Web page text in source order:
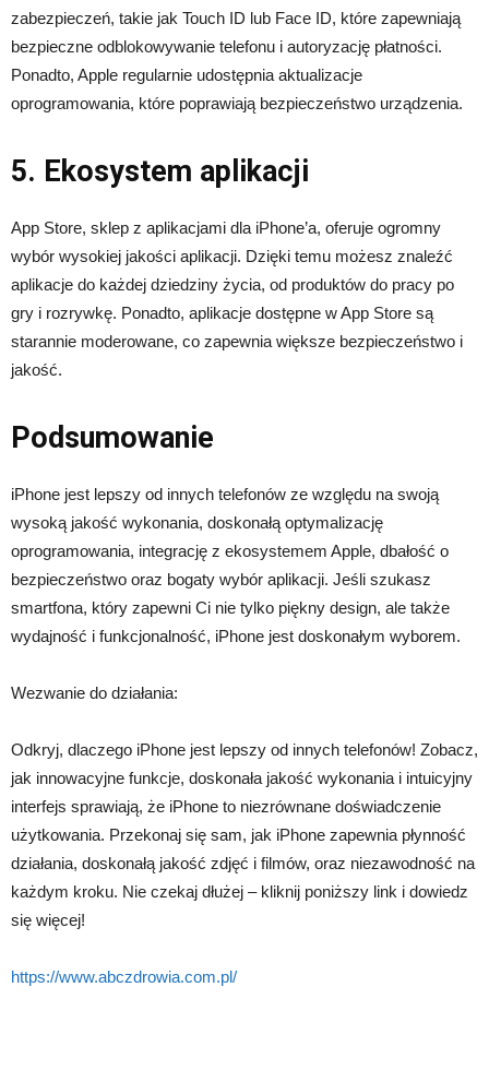
zabezpieczeń, takie jak Touch ID lub Face ID, które zapewniają
bezpieczne odblokowywanie telefonu i autoryzację płatności.
Ponadto, Apple regularnie udostępnia aktualizacje
oprogramowania, które poprawiają bezpieczeństwo urządzenia.
5. Ekosystem aplikacji
App Store, sklep z aplikacjami dla iPhone’a, oferuje ogromny
wybór wysokiej jakości aplikacji. Dzięki temu możesz znaleźć
aplikacje do każdej dziedziny życia, od produktów do pracy po
gry i rozrywkę. Ponadto, aplikacje dostępne w App Store są
starannie moderowane, co zapewnia większe bezpieczeństwo i
jakość.
Podsumowanie
iPhone jest lepszy od innych telefonów ze względu na swoją
wysoką jakość wykonania, doskonałą optymalizację
oprogramowania, integrację z ekosystemem Apple, dbałość o
bezpieczeństwo oraz bogaty wybór aplikacji. Jeśli szukasz
smartfona, który zapewni Ci nie tylko piękny design, ale także
wydajność i funkcjonalność, iPhone jest doskonałym wyborem.
Wezwanie do działania:
Odkryj, dlaczego iPhone jest lepszy od innych telefonów! Zobacz,
jak innowacyjne funkcje, doskonała jakość wykonania i intuicyjny
interfejs sprawiają, że iPhone to niezrównane doświadczenie
użytkowania. Przekonaj się sam, jak iPhone zapewnia płynność
działania, doskonałą jakość zdjęć i filmów, oraz niezawodność na
każdym kroku. Nie czekaj dłużej – kliknij poniższy link i dowiedz
się więcej!
https://www.abczdrowia.com.pl/